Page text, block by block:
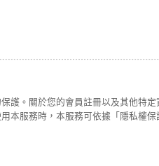
護。關於您的會員註冊以及其他特
本服務時，本服務可依據「隱私權